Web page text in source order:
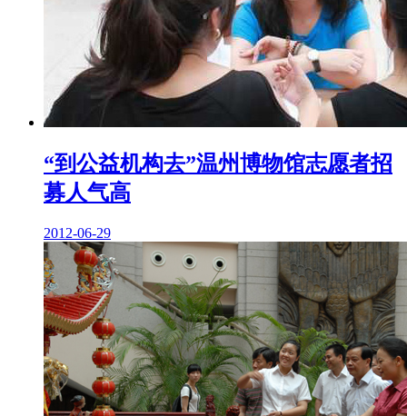
“到公益机构去”温州博物馆志愿者招
募人气高
2012-06-29